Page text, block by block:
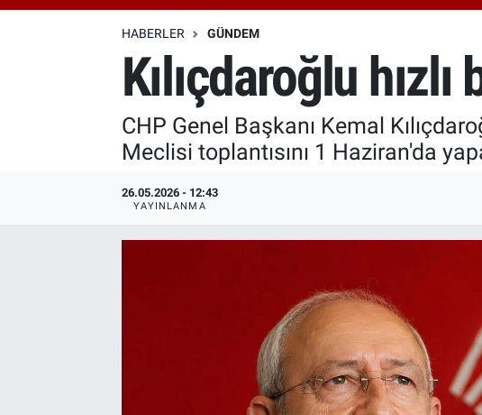
HABERLER GÜNDEM
Kılıçdaroğlu
CHP Genel Başkanı Kemal
Meclisi toplantısını 1 Haziran'da
26.05.2026 - 12:43
YAYINLANMA
Özel Haberler
Özel Haberler
Haber Arşivi